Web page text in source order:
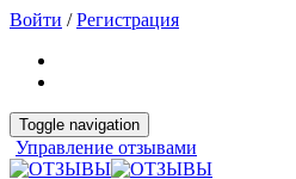
Войти /Регистрация
Toggle navigation
Управление отзывами